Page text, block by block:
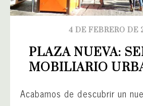
4 DE FEBRERO DE
PLAZA NUEVA:
MOBILIARIO
Acabamos de descubrir un